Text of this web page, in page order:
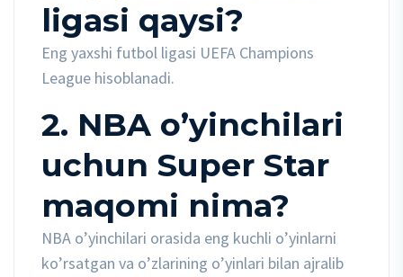
ligasi qaysi?
Eng yaxshi futbol ligasi UEFA Champions
League hisoblanadi.
2. NBA o’yinchilari
uchun Super Star
maqomi nima?
NBA o’yinchilari orasida eng kuchli o’yinlarni
ko’rsatgan va o’zlarining o’yinlari bilan ajralib